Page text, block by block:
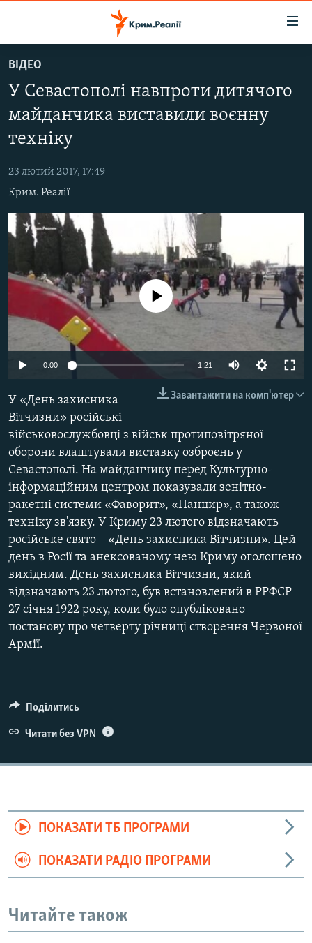
до
основного
матеріалу
Перейти
до
навігації
Перейти
до
пошуку
НОВИНИ
ВОДА.КРИМ
ВІДЕО ТА ФОТО
ПОЛІТИКА
БЛОГИ
ПОГЛЯД
ІНТЕРВ'Ю
ВСЕ ЗА ДЕНЬ
СПЕЦПРОЕКТИ
ДЕПОРТАЦІЯ
ВІДЕОУРОКИ «ELIFBE»
СВІДЧЕННЯ ОКУПАЦІЇ
ІНФОГРАФІКА
ЯК ОБІЙТИ БЛОКУВАННЯ
Русский
Qırımtatar
ДОЛУЧАЙСЯ!
Усі сайти RFE/RL
ВІДЕО
У Севастополі навпроти дитячого
майданчика виставили воєнну
техніку
23 лютий 2017, 17:49
Крим. Реалії
No media source currently available
0:00 1:21
Завантажити на комп'ютер
У «День захисника
Вітчизни» російські
військовослужбовці з військ протиповітряної
оборони влаштували виставку озброєнь у
Севастополі. На майданчику перед Культурно-
інформаційним центром показували зенітно-
ракетні системи «Фаворит», «Панцир», а також
техніку зв'язку. У Криму 23 лютого відзначають
російське свято – «День захисника Вітчизни». Цей
день в Росії та анексованому нею Криму оголошено
вихідним. День захисника Вітчизни, який
відзначають 23 лютого, був встановлений в РРФСР
27 січня 1922 року, коли було опубліковано
постанову про четверту річниці створення Червоної
Армії.
Поділитись
Читати без VPN
ПОКАЗАТИ ТБ ПРОГРАМИ
ПОКАЗАТИ РАДІО ПРОГРАМИ
Читайте також